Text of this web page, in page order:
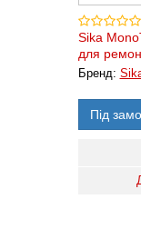
Sika
для
Бренд:
Під